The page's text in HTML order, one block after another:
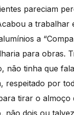
pareciam
a trabalhar
a
para obras.
não tinha que
respeitado por
tirar o almoço